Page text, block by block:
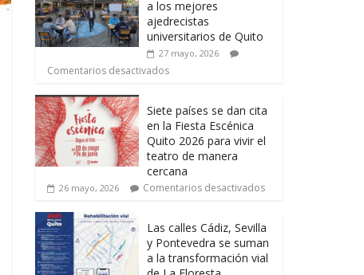
a los mejores
ajedrecistas
universitarios de Quito
27 mayo, 2026
Comentarios desactivados
Siete países se dan cita
en la Fiesta Escénica
Quito 2026 para vivir el
teatro de manera
cercana
26 mayo, 2026 Comentarios desactivados
Las calles Cádiz, Sevilla
y Pontevedra se suman
a la transformación vial